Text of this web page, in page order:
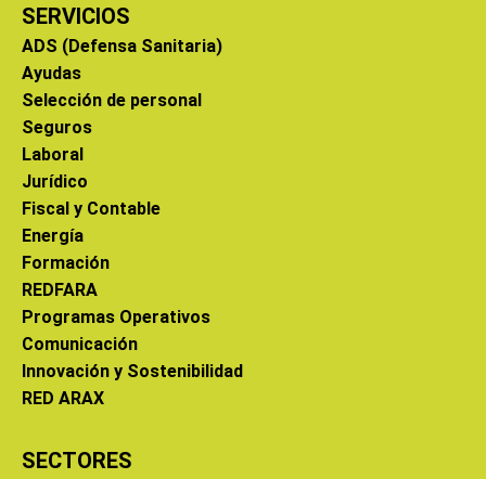
SERVICIOS
ADS (Defensa Sanitaria)
Ayudas
Selección de personal
Seguros
Laboral
Jurídico
Fiscal y Contable
Energía
Formación
REDFARA
Programas Operativos
Comunicación
Innovación y Sostenibilidad
RED ARAX
SECTORES